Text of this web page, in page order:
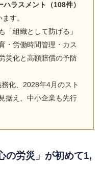
ハラスメント（108件）
す。
「組織として防げる」
・労働時間管理・カス
災化と高額賠償の予防
化、2028年4月のスト
据え、中小企業も先行
の労災」が初めて1,